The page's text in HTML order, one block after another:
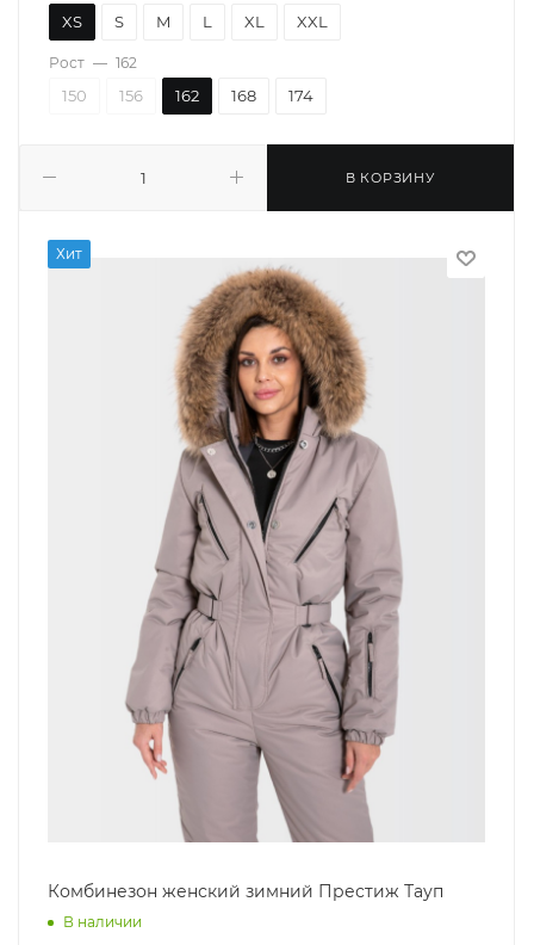
В КОРЗИНУ
XS S M L XL XXL
Рост — 162
150 156 162 168 174
Хит
Комбинезон женский зимний Престиж Тауп
В наличии